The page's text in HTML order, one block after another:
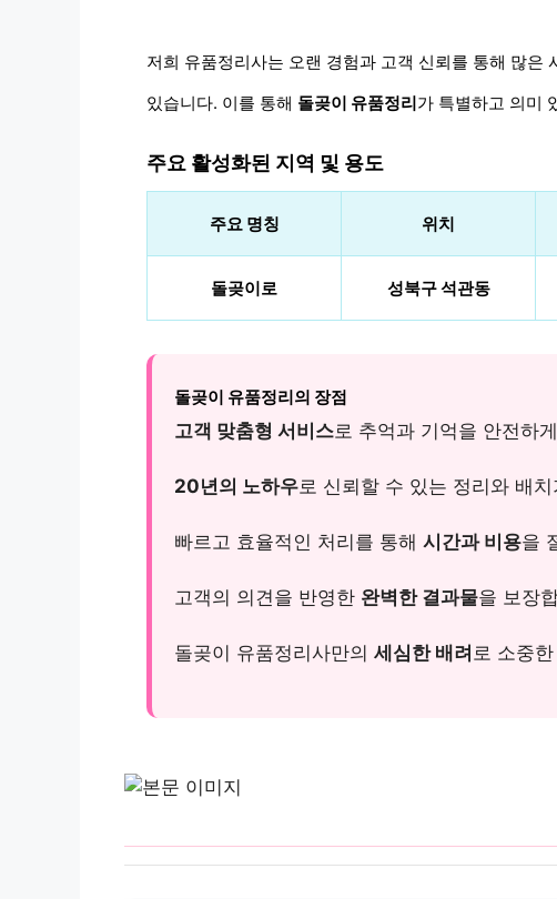
저희 유품정리사는 오랜 경험과 고객 신뢰를 통해 많은
있습니다. 이를 통해 돌곶이 유품정리가 특별하고 의미
주요 활성화된 지역 및 용도
주요 명칭 위치
돌곶이로 성북구 석관동
돌곶이 유품정리의 장점
고객 맞춤형 서비스로 추억과 기억을 안전하
20년의 노하우로 신뢰할 수 있는 정리와 배
빠르고 효율적인 처리를 통해 시간과 비용을
고객의 의견을 반영한 완벽한 결과물을 보장
돌곶이 유품정리사만의 세심한 배려 로 소중